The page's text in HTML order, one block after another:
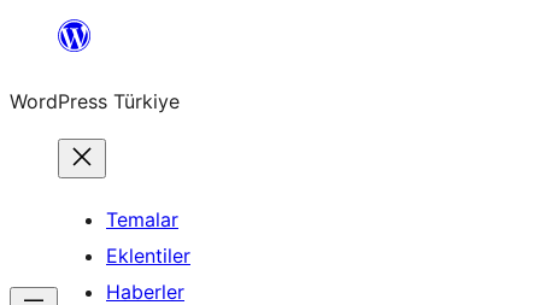
İçeriğe
WordPress Türkiye
Temalar
Eklentiler
Haberler